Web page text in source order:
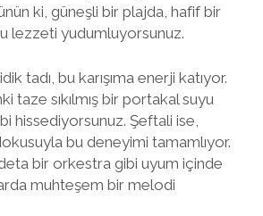
ki, güneşli bir plajda, hafif bir
lezzeti yudumluyorsunuz.
tadı, bu karışıma enerji katıyor.
taze sıkılmış bir portakal suyu
hissediyorsunuz. Şeftali ise,
bu deneyimi tamamlıyor.
bir orkestra gibi uyum içinde
muhteşem bir melodi